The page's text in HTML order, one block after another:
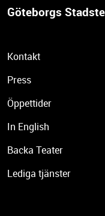
Göteborgs
Kontakt
Press
Öppettider
In English
Backa Teater
Lediga tjänster